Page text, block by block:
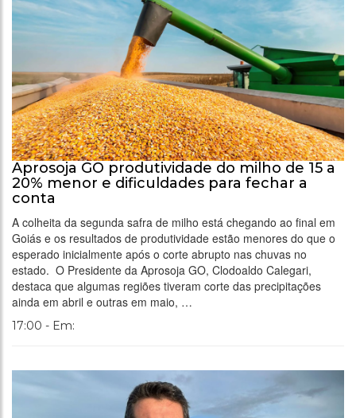
Aprosoja GO produtividade do milho de 15 a
20% menor e dificuldades para fechar a
conta
A colheita da segunda safra de milho está chegando ao final em
Goiás e os resultados de produtividade estão menores do que o
esperado inicialmente após o corte abrupto nas chuvas no
estado. O Presidente da Aprosoja GO, Clodoaldo Calegari,
destaca que algumas regiões tiveram corte das precipitações
ainda em abril e outras em maio, …
17:00 - Em: